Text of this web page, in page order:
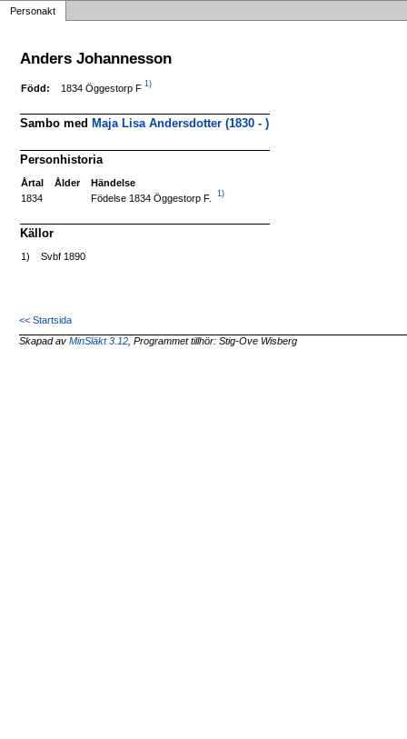
Personakt
Anders Johannesson
Född: 1834 Öggestorp F 1)
Sambo med Maja Lisa Andersdotter (1830 - )
Personhistoria
Årtal Ålder
Händelse
1834
Födelse 1834 Öggestorp F. 1)
Källor
1) Svbf 1890
<< Startsida
Skapad avMinSläkt 3.12 , Programmet tillhör: Stig-Ove Wisberg